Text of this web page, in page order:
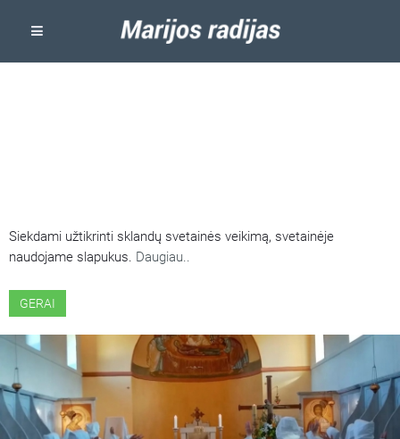
Siekdami užtikrinti sklandų svetainės veikimą, svetainėje
naudojame slapukus. Daugiau..
GERAI